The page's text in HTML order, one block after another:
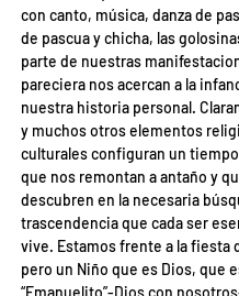
con canto, música, danza de
de pascua y chicha, las
parte de nuestras
pareciera nos acercan a la
nuestra historia personal.
y muchos otros elementos
culturales configuran un
que nos remontan a antaño y
descubren en la necesaria
trascendencia que cada ser
vive. Estamos frente a la fiesta
pero un Niño que es Dios, que
“Emanuelito”-Dios con